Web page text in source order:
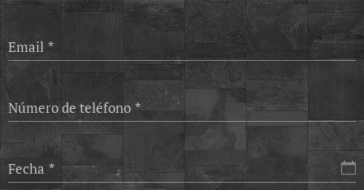
Email
Número de teléfono
Fecha